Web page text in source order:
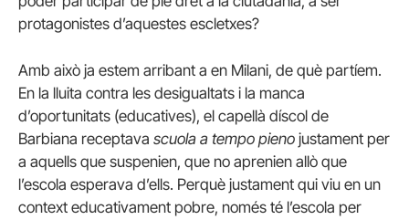
protagonistes d’aquestes escletxes?
Amb això ja estem arribant a en Milani, de què partíem.
En la lluita contra les desigualtats i la manca
d’oportunitats (educatives), el capellà díscol de
Barbiana receptava scuola a tempo pieno justament per
a aquells que suspenien, que no aprenien allò que
l’escola esperava d’ells. Perquè justament qui viu en un
context educativament pobre, només té l’escola per